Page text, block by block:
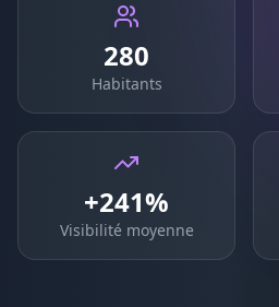
280
Habitants
+241%
Visibilité moyenne